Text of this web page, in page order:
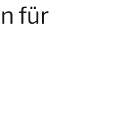
für